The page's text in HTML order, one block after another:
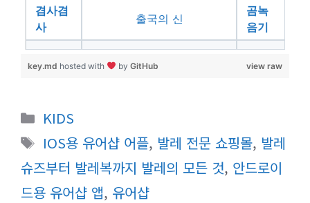
겸사겸
사
출국의 신
곰녹
음기
view raw
key.md hosted with by GitHub
카
테
리
KIDS
태
그
IOS용 유어샵 어플, 발레 전문 쇼핑몰, 발레
슈즈부터 발레복까지 발레의 모든 것, 안드로이
드용 유어샵 앱, 유어샵